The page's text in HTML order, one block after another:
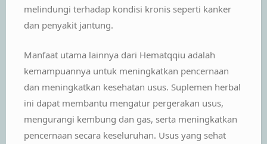
melindungi terhadap kondisi kronis seperti kanker
dan penyakit jantung.
Manfaat utama lainnya dari Hematqqiu adalah
kemampuannya untuk meningkatkan pencernaan
dan meningkatkan kesehatan usus. Suplemen herbal
ini dapat membantu mengatur pergerakan usus,
mengurangi kembung dan gas, serta meningkatkan
pencernaan secara keseluruhan. Usus yang sehat